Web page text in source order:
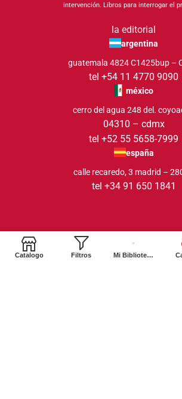
intervención. Libros para interrogar el
la editorial
argentina
guatemala 4824 C1425bup –
tel +54 11 4770 9090
méxico
cerro del agua 248 del.
04310 – cdmx
tel +52 55 5658-7999
españa
calle recaredo, 3 madrid –
tel +34 91 650 1841
Catalogo Filtros Mi Biblioteca